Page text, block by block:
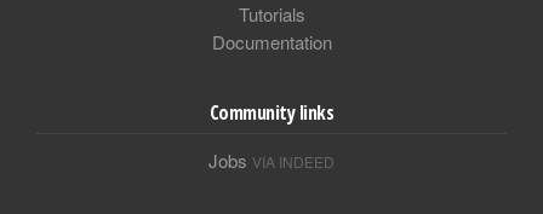
Tutorials
Documentation
Community links
Jobs VIA INDEED